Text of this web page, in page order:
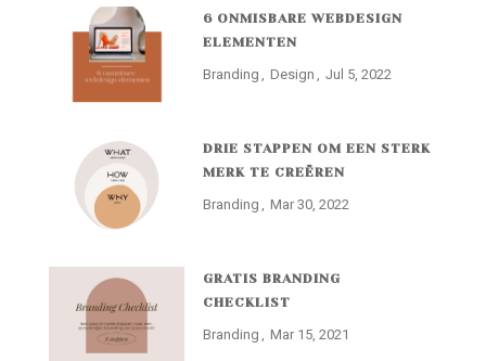
6 ONMISBARE WEBDESIGN
ELEMENTEN
Branding Design Jul 5, 2022
DRIE STAPPEN OM EEN STERK
MERK TE CREËREN
Branding Mar 30, 2022
GRATIS BRANDING
CHECKLIST
Branding Mar 15, 2021